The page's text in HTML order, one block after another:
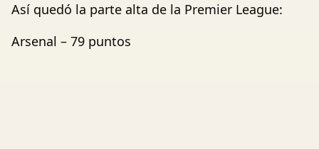
Así quedó la parte alta de la Premier League:
Arsenal – 79 puntos